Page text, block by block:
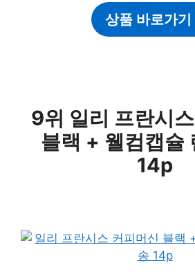
상품 바로가기
9위 일리 프란시
블랙 + 웰컴캡슐
14p